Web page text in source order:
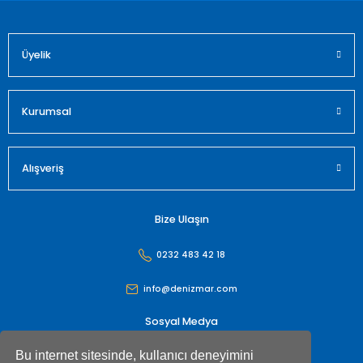
Bu internet sitesinde, kullanıcı deneyimini
Üyelik
Kurumsal
Alışveriş
Bize Ulaşın
0232 483 42 18
info@denizmar.com
Sosyal Medya